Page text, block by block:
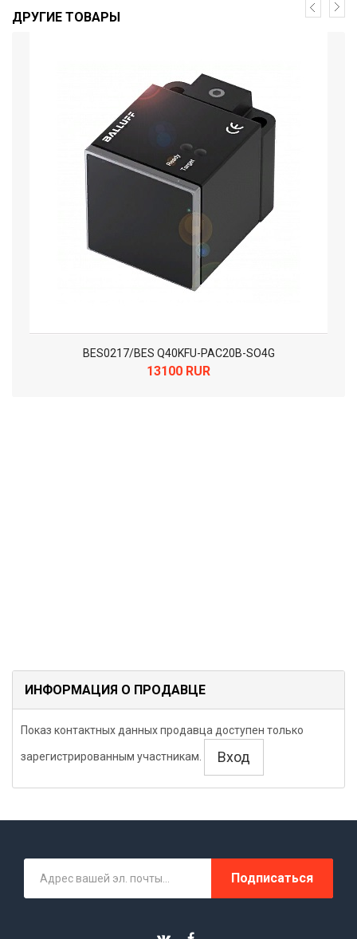
ДРУГИЕ ТОВАРЫ
BES0217/BES Q40KFU-PAC20B-SO4G
13100 RUR
ИНФОРМАЦИЯ О ПРОДАВЦЕ
Показ контактных данных продавца доступен только
зарегистрированным участникам. Вход
Подписаться